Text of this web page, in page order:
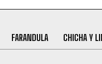
FARANDULA CHICHA Y